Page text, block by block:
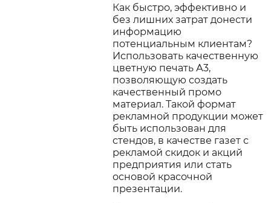
Как быстро, эффективно и
без лишних затрат донести
информацию
потенциальным клиентам?
Использовать качественную
цветную печать А3,
позволяющую создать
качественный промо
материал. Такой формат
рекламной продукции может
быть использован для
стендов, в качестве газет с
рекламой скидок и акций
предприятия или стать
основой красочной
презентации.